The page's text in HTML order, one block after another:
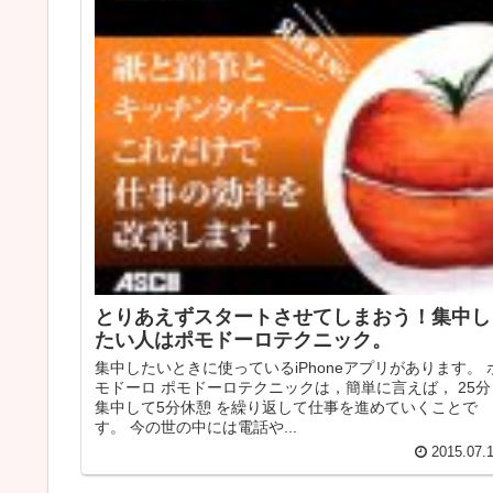
とりあえずスタートさせてしまおう！集中し
たい人はポモドーロテクニック。
集中したいときに使っているiPhoneアプリがあります。
モドーロ ポモドーロテクニックは，簡単に言えば， 25分
集中して5分休憩 を繰り返して仕事を進めていくことで
す。 今の世の中には電話や...